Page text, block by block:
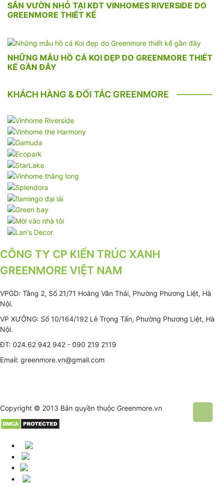
SÂN VƯỜN NHỎ TẠI KĐT VINHOMES RIVERSIDE DO
GREENMORE THIẾT KẾ
NHỮNG MẪU HỒ CÁ KOI ĐẸP DO GREENMORE THIẾT
KẾ GẦN ĐÂY
KHÁCH HÀNG & ĐỐI TÁC GREENMORE
CÔNG TY CP KIẾN TRÚC XANH
GREENMORE VIỆT NAM
VPGD: Tầng 2, Số 21/71 Hoàng Văn Thái, Phường Phương Liệt, Hà
Nội.
VP XƯỞNG: Số 10/164/192 Lê Trọng Tấn, Phường Phương Liệt, Hà
Nội.
ĐT: 024.62 942 942 - 090 219 2119
Email: greenmore.vn@gmail.com
Copyright © 2013 Bản quyền thuộc Greenmore.vn